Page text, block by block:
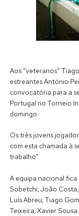
Aos “veteranos”
estreantes António
convocatória para a
Portugal no Torneio
domingo.
Os três jovens
com esta chamada à
trabalho”.
A equipa nacional
Sobetchi, João
Luís Abreu, Tiago
Teixeira, Xavier